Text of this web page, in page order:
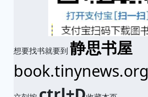
想要找书就要到 静思书屋
book.tinynews.org